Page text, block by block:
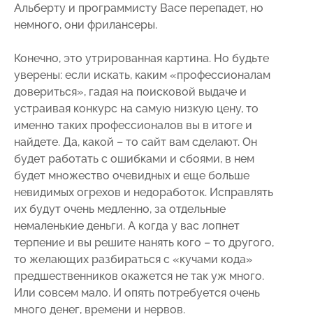
Альберту и программисту Васе перепадет, но
немного, они фрилансеры.
Конечно, это утрированная картина. Но будьте
уверены: если искать, каким «профессионалам
довериться», гадая на поисковой выдаче и
устраивая конкурс на самую низкую цену, то
именно таких профессионалов вы в итоге и
найдете. Да, какой – то сайт вам сделают. Он
будет работать с ошибками и сбоями, в нем
будет множество очевидных и еще больше
невидимых огрехов и недоработок. Исправлять
их будут очень медленно, за отдельные
немаленькие деньги. А когда у вас лопнет
терпение и вы решите нанять кого – то другого,
то желающих разбираться с «кучами кода»
предшественников окажется не так уж много.
Или совсем мало. И опять потребуется очень
много денег, времени и нервов.